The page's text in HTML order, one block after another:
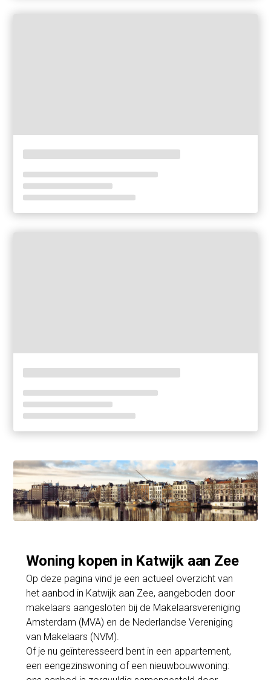
Woning kopen in Katwijk aan Zee
Op deze pagina vind je een actueel overzicht van
het aanbod in Katwijk aan Zee, aangeboden door
makelaars aangesloten bij de Makelaarsvereniging
Amsterdam (MVA) en de Nederlandse Vereniging
van Makelaars (NVM).
Of je nu geïnteresseerd bent in een appartement,
een eengezinswoning of een nieuwbouwwoning: